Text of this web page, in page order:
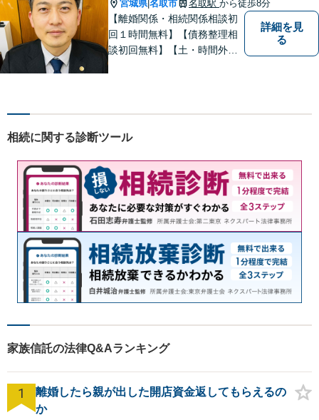
宮城県|名取市 名取駅 から徒歩8分
【離婚関係・相続関係相談初
回１時間無料】【債務整理相
談初回無料】【土・時間外応
か？
詳細を見
る
相続に関する診断ツール
家族信託の法律Q&Aランキング
1
離婚したら親が出した開店資金返してもらえるの
か